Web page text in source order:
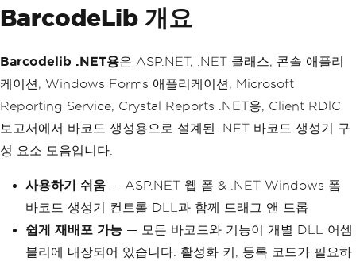
BarcodeLib 개요
Barcodelib .NET용은 ASP.NET, .NET 클래스, 콘솔 애플리
케이션, Windows Forms 애플리케이션, Microsoft
Reporting Service, Crystal Reports .NET용, Client RDlC
보고서에서 바코드 생성용으로 설계된 .NET 바코드 생성기 구
성 요소 모음입니다.
사용하기 쉬움 — ASP.NET 웹 폼 & .NET Windows 폼
바코드 생성기 컨트롤 DLL과 함께 드래그 앤 드롭
쉽게 재배포 가능 — 모든 바코드와 기능이 개별 DLL 어셈
블리에 내장되어 있습니다. 활성화 키, 등록 코드가 필요하